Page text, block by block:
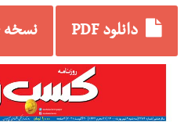
دانلود PDF